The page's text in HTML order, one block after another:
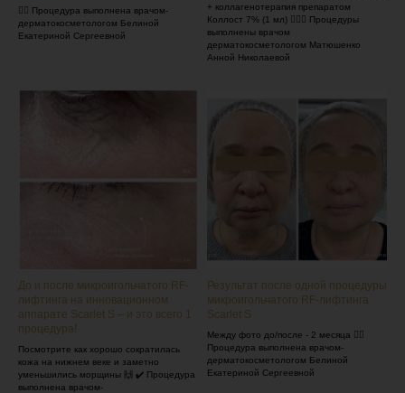
👩‍⚕️ Процедура выполнена врачом-
дерматокосметологом Белиной
Екатериной Сергеевной
+ коллагенотерапия препаратом
Коллост 7% (1 мл) 👩🏼‍⚕️ Процедуры
выполнены врачом
дерматокосметологом Матюшенко
Анной Николаевой
До и после микроигольчатого RF-
лифтинга на инновационном
аппарате Scarlet S – и это всего 1
процедура!
Посмотрите как хорошо сократилась
кожа на нижнем веке и заметно
уменьшились морщины 🙌 ✔️ Процедура
выполнена врачом-
Результат после одной процедуры
микроигольчатого RF-лифтинга
Scarlet S
Между фото до/после - 2 месяца 👩‍⚕️
Процедура выполнена врачом-
дерматокосметологом Белиной
Екатериной Сергеевной